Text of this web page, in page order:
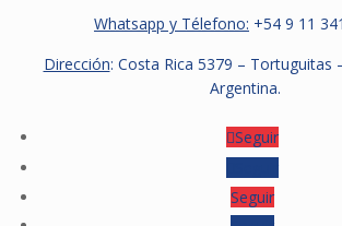
Whatsapp y Télefono: +54 9 11
Dirección: Costa Rica 5379 – Tortuguitas
Argentina.
Seguir
Seguir